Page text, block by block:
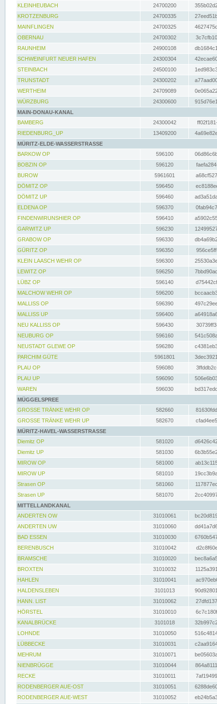
KLEINHEUBACH 24700200
KROTZENBURG
24700335
MAINFLINGEN
24700325
OBERNAU
24700302
RAUNHEIM
24900108
SCHWEINFURT NEUER HAFEN
24300304
STEINBACH
24500100
TRUNSTADT
24300202
WERTHEIM
24709089
WÜRZBURG
24300600
MAIN-DONAU-KANAL
BAMBERG
24300042
RIEDENBURG_UP
13409200
MÜRITZ-ELDE-WASSERSTRASSE
BARKOW OP
596100
BOBZIN OP
596120
BUROW
5961601
DÖMITZ OP
596450
DÖMITZ UP
596460
ELDENA OP
596370
FINDENWIRUNSHIER OP
596410
GARWITZ UP
596230
GRABOW OP
596330
GÜRITZ OP
596350
KLEIN LAASCH WEHR OP
596300
LEWITZ OP
596250
LÜBZ OP
596140
MALCHOW WEHR OP
596200
MALLISS OP
596390
MALLISS UP
596400
NEU KALLISS OP
596430
NEUBURG OP
596160
NEUSTADT GLEWE OP
596280
PARCHIM GÜTE
5961801
PLAU OP
596080
PLAU UP
596090
WAREN
596030
MÜGGELSPREE
GROSSE TRÄNKE WEHR OP
582660
GROSSE TRÄNKE WEHR UP
582670
MÜRITZ-HAVEL-WASSERSTRASSE
Diemitz OP
581020
Diemitz UP
581030
MIROW OP
581000
MIROW UP
581010
Strasen OP
581060
Strasen UP
581070
MITTELLANDKANAL
ANDERTEN OW
31010061
ANDERTEN UW
31010060
BAD ESSEN
31010030
BERENBUSCH
31010042
BRAMSCHE
31010020
BROXTEN
31010032
HAHLEN
31010041
HALDENSLEBEN
3101013
HANN. LIST
31010062
HÖRSTEL
31010010
KANALBRÜCKE
3101018
LOHNDE
31010050
LÜBBECKE
31010031
MEHRUM
31010071
NIENBRÜGGE
31010044
RECKE
31010011
RODENBERGER AUE-OST
31010051
RODENBERGER AUE-WEST
31010052